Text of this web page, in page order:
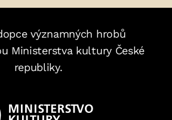
významných hrobů
Ministerstva kultury České
republiky.